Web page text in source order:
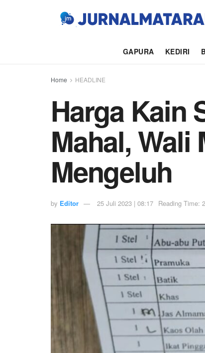
GAPURA KEDIRI
Home HEADLINE
Harga Kain
Mahal, Wali
Mengeluh
by Editor 25 Juli 2023 | 08:17 Reading Time: